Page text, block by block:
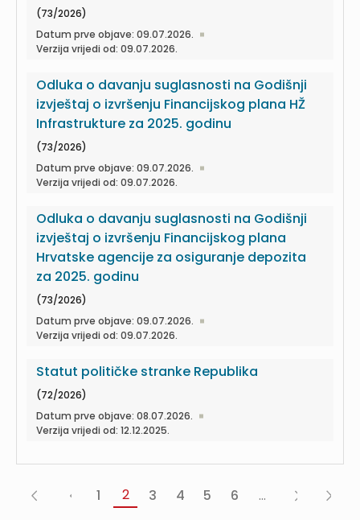
(73/2026)
Datum prve objave: 09.07.2026.
Verzija vrijedi od: 09.07.2026.
Odluka o davanju suglasnosti na Godišnji
izvještaj o izvršenju Financijskog plana HŽ
Infrastrukture za 2025. godinu
(73/2026)
Datum prve objave: 09.07.2026.
Verzija vrijedi od: 09.07.2026.
Odluka o davanju suglasnosti na Godišnji
izvještaj o izvršenju Financijskog plana
Hrvatske agencije za osiguranje depozita
za 2025. godinu
(73/2026)
Datum prve objave: 09.07.2026.
Verzija vrijedi od: 09.07.2026.
Statut političke stranke Republika
(72/2026)
Datum prve objave: 08.07.2026.
Verzija vrijedi od: 12.12.2025.
1 2 3 4 5 6 ...
Sljedeća